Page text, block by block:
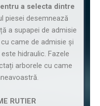
a selecta dintre
piesei desemnează
a supapei de admisie
came de admisie și
hidraulic. Fazele
arborele cu came
RUTIER